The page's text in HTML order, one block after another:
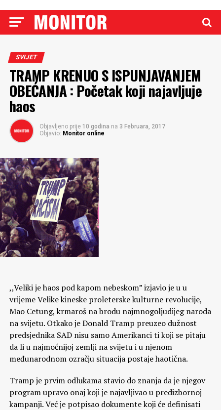
SVIJET
TRAMP KRENUO S ISPUNJAVANJEM
OBEĆANJA : Početak koji najavljuje
haos
Objavljeno prije 10 godina na 3 Februara, 2017
Objavio: Monitor online
,,Veliki je haos pod kapom nebeskom” izjavio je u u
vrijeme Velike kineske proleterske kulturne revolucije,
Mao Cetung, krmaroš na brodu najmnogoljudijeg naroda
na svijetu. Otkako je Donald Tramp preuzeo dužnost
predsjednika SAD nisu samo Amerikanci ti koji se pitaju
da li u najmoćnijoj zemlji na svijetu i u njenom
međunarodnom ozračju situacija postaje haotična.
Tramp je prvim odlukama stavio do znanja da je njegov
program upravo onaj koji je najavljivao u predizbornoj
kampanji. Već je potpisao dokumente koji će definisati